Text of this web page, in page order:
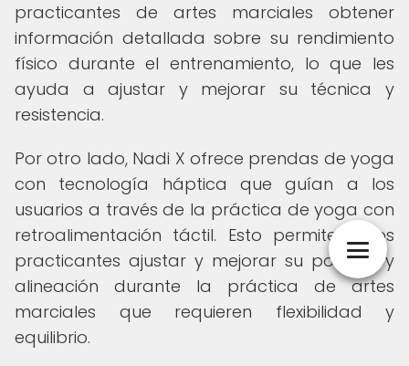
practicantes de artes marciales obtener
información detallada sobre su rendimiento
físico durante el entrenamiento, lo que les
ayuda a ajustar y mejorar su técnica y
resistencia.
Por otro lado, Nadi X ofrece prendas de yoga
con tecnología háptica que guían a los
usuarios a través de la práctica de yoga con
retroalimentación táctil. Esto permite a los
practicantes ajustar y mejorar su postura y
alineación durante la práctica de artes
marciales que requieren flexibilidad y
equilibrio.